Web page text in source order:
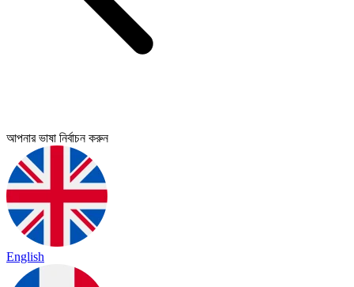
আপনার ভাষা নির্বাচন করুন
English